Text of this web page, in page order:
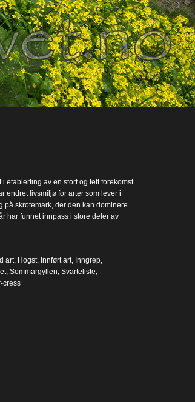
etablerting av en stort og tett forekomst
endret livsmiljø for arter som lever i
på skrotemark, der den kan dominere
har funnet innpass i store deler av
art, Hogst, Innført art, Inngrep,
, Sommargyllen Svarteliste
cress